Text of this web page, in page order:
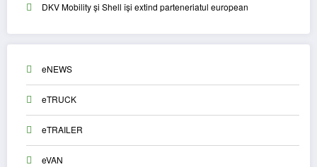
DKV Mobility și Shell își extind parteneriatul european
eNEWS
eTRUCK
eTRAILER
eVAN